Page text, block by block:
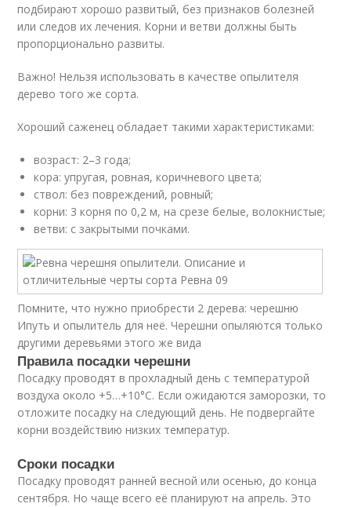
подбирают хорошо развитый, без признаков болезней
или следов их лечения. Корни и ветви должны быть
пропорционально развиты.
Важно! Нельзя использовать в качестве опылителя
дерево того же сорта.
Хороший саженец обладает такими характеристиками:
возраст: 2–3 года;
кора: упругая, ровная, коричневого цвета;
ствол: без повреждений, ровный;
корни: 3 корня по 0,2 м, на срезе белые, волокнистые;
ветви: с закрытыми почками.
Помните, что нужно приобрести 2 дерева: черешню
Ипуть и опылитель для неё. Черешни опыляются только
другими деревьями этого же вида
Правила посадки черешни
Посадку проводят в прохладный день с температурой
воздуха около +5…+10°С. Если ожидаются заморозки, то
отложите посадку на следующий день. Не подвергайте
корни воздействию низких температур.
Сроки посадки
Посадку проводят ранней весной или осенью, до конца
сентября. Но чаще всего её планируют на апрель. Это